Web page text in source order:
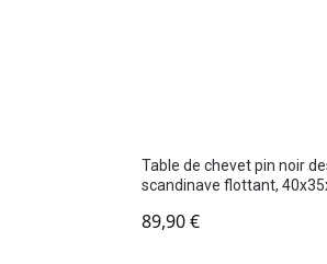
Table de chevet pin noir
scandinave flottant,
89,90€